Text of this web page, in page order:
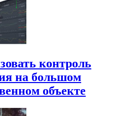
контроль
на большом
объекте